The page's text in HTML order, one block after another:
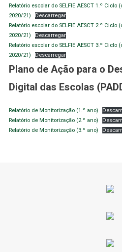
Relatório escolar do SELFIE AESCT 1.º Ciclo
2020/21)
Descarregar
Relatório escolar do SELFIE AESCT 2.º Ciclo
2020/21)
Descarregar
Relatório escolar do SELFIE AESCT 3.º Ciclo
2020/21)
Descarregar
Plano de Ação para o
Digital das Escolas
Relatório de Monitorização (1.º ano)
Relatório de Monitorização (2.º ano)
Relatório de Monitorização (3.º ano)